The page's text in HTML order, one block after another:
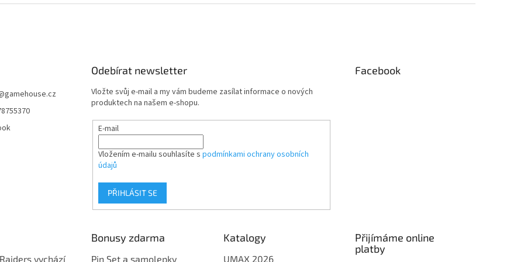
gamehouse.cz
Odebírat newsletter
Vložte svůj e-mail a my vám budeme zasílat informace o nových
produktech na našem e-shopu.
E-mail
Vložením e-mailu souhlasíte s podmínkami ochrany osobních
údajů
PŘIHLÁSIT SE
Facebook
vychází
Bonusy zdarma
Pin Set a samolepky
Katalogy
UMAX 2026
Přijímáme online
platby